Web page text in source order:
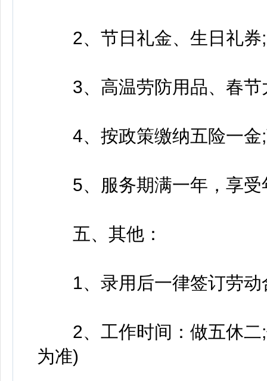
2、节日礼金、生日礼券;
3、高温劳防用品、春节
4、按政策缴纳五险一金;
5、服务期满一年，享受
五、其他：
1、录用后一律签订劳动
2、工作时间：做五休二;
为准)